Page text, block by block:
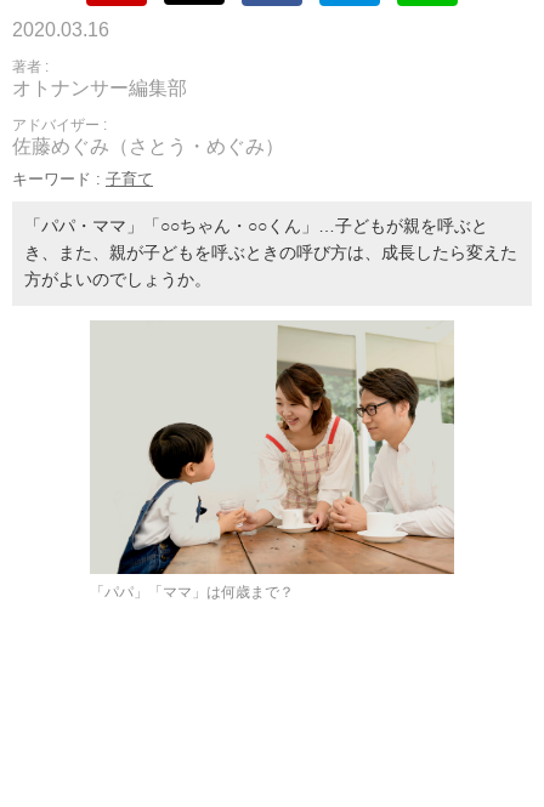
2020.03.16
著者 :
オトナンサー編集部
アドバイザー :
佐藤めぐみ（さとう・めぐみ）
キーワード : 子育て
「パパ・ママ」「○○ちゃん・○○くん」…子どもが親を呼ぶと
き、また、親が子どもを呼ぶときの呼び方は、成長したら変えた
方がよいのでしょうか。
「パパ」「ママ」は何歳まで？